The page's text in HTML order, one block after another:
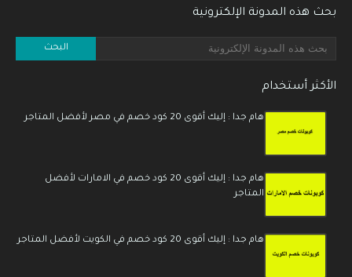
بحث هذه المدونة الإلكترونية
الأكثر أستخدام
هام جدا : إليك أقوى 20 كود خصم في مصر لأفضل المتاجر
هام جدا : إليك أقوى 20 كود خصم في الامارات لأفضل
المتاجر
هام جدا : إليك أقوى 20 كود خصم في الكويت لأفضل المتاجر